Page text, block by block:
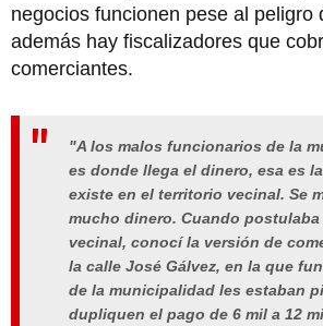
negocios funcionen pese al peligro
además hay fiscalizadores que
comerciantes.
"A los malos funcionarios de la
es donde llega el dinero, esa es
existe en el territorio vecinal. Se
mucho dinero. Cuando postulaba
vecinal, conocí la versión de
la calle José Gálvez, en la que
de la municipalidad les estaban
dupliquen el pago de 6 mil a 12